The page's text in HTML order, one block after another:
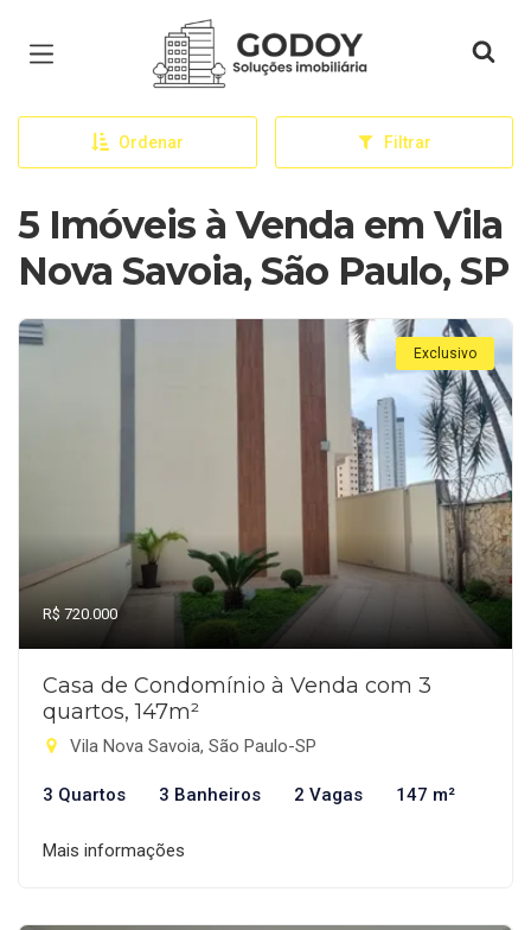
Página inicial
Ordenar Filtrar
5 Imóveis à Venda em Vila
Nova Savoia, São Paulo, SP
Exclusivo
R$ 720.000
Casa de Condomínio à Venda com 3
quartos, 147m²
Vila Nova Savoia, São Paulo-SP
3 Quartos 3 Banheiros 2 Vagas 147 m²
Mais informações